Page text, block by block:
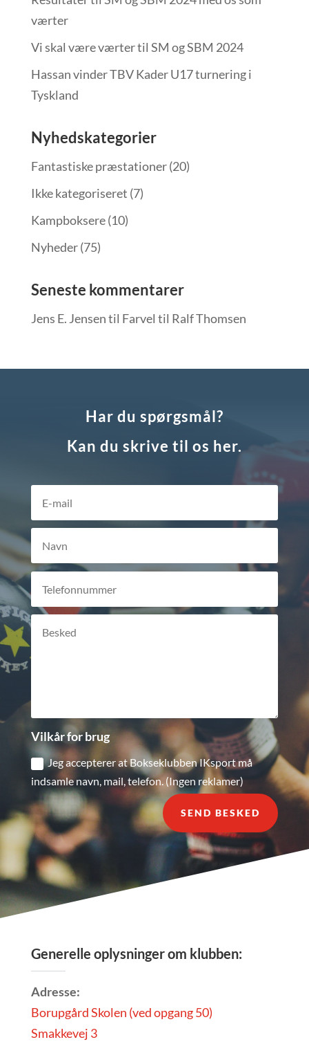
værter
Vi skal være værter til SM og SBM 2024
Hassan vinder TBV Kader U17 turnering i
Tyskland
Nyhedskategorier
Fantastiske præstationer(20)
Ikke kategoriseret (7)
Kampboksere(10)
Nyheder(75)
Seneste kommentarer
Jens E. Jensentil Farvel til Ralf Thomsen
Har du spørgsmål?
Kan du skrive til os her.
Vilkår for brug
Jeg accepterer at Bokseklubben IKsport må
indsamle navn, mail, telefon. (Ingen reklamer)
SEND BESKED
Generelle oplysninger om klubben:
Adresse:
Borupgård Skolen (ved opgang 50)
Smakkevej 3